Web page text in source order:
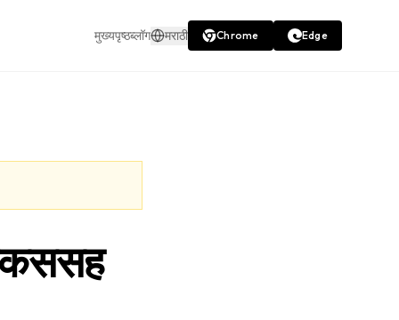
मुख्यपृष्ठब्लॉग मराठी Chrome Edge